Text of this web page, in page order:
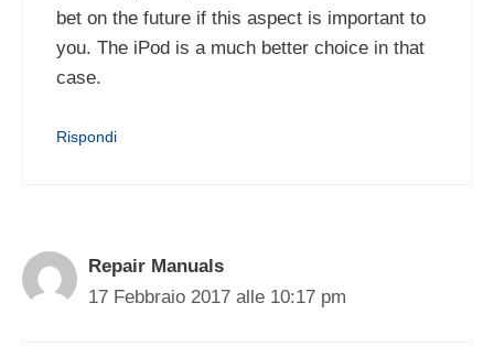
bet on the future if this aspect is important to
you. The iPod is a much better choice in that
case.
Rispondi
Repair Manuals
17 Febbraio 2017 alle 10:17 pm